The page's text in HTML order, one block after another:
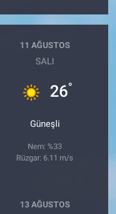
11 AĞUSTOS
SALI
26°
Güneşli
Nem: %33
Rüzgar: 6.11 m/s
13 AĞUSTOS